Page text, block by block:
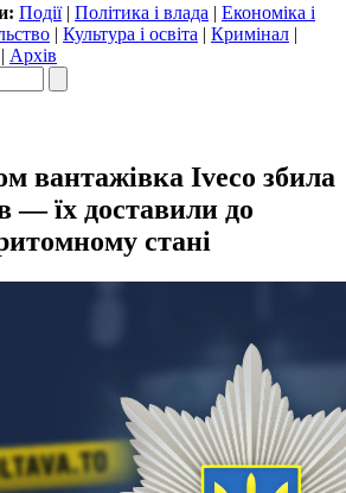
Події| Політика і влада | Економіка і
| Культура і освіта | Кримінал |
| Архів
вантажівка Iveco збила
— їх доставили до
стані